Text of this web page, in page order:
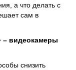
а что делать с
сам в
– видеокамеры
снизить